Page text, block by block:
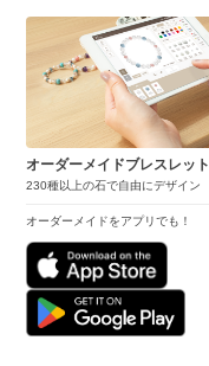
オーダーメイドブレスレット
230種以上の石で自由にデザイン
オーダーメイドをアプリでも！